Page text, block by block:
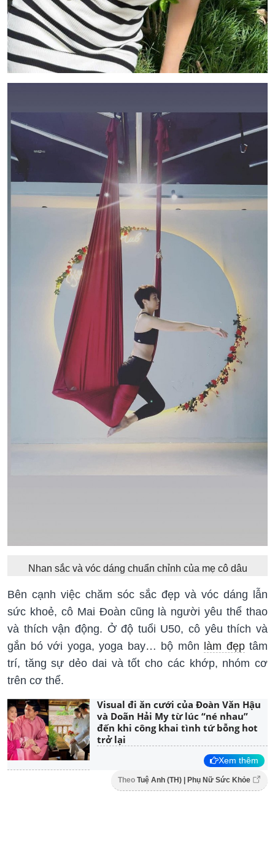
Nhan sắc và vóc dáng chuẩn chỉnh của mẹ cô dâu
Bên cạnh việc chăm sóc sắc đẹp và vóc dáng lẫn
sức khoẻ, cô Mai Đoàn cũng là người yêu thể thao
và thích vận động. Ở độ tuổi U50, cô yêu thích và
gắn bó với yoga, yoga bay… bộ môn làm đẹptâm
trí, tăng sự dẻo dai và tốt cho các khớp, nhóm cơ
trên cơ thể.
Visual đi ăn cưới của Đoàn Văn Hậu
và Doãn Hải My từ lúc “né nhau”
đến khi công khai tình tứ bỗng hot
trở lại
Xem thêm
Theo Tuệ Anh (TH) | Phụ Nữ Sức Khỏe